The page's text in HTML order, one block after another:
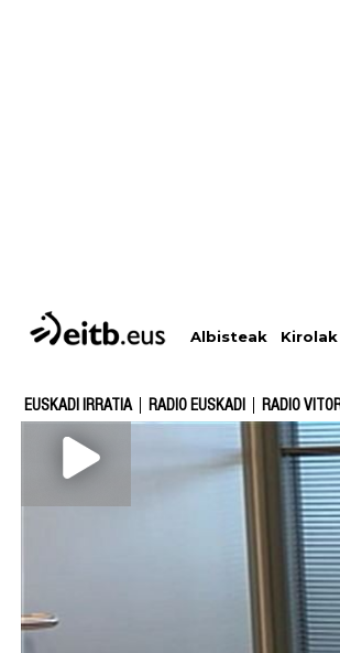
Albisteak Kirolak
EUSKADI IRRATIA RADIO EUSKADI RADIO